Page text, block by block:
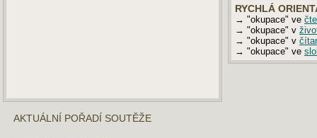
RYCHLÁ
→ "okupace" ve
→ "okupace" v
→ "okupace" v
→ "okupace" ve
AKTUÁLNÍ POŘADÍ SOUTĚŽE